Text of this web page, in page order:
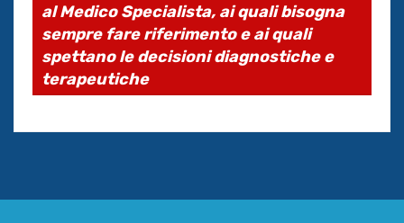
al Medico Specialista, ai quali bisogna
sempre fare riferimento e ai quali
spettano le decisioni diagnostiche e
terapeutiche